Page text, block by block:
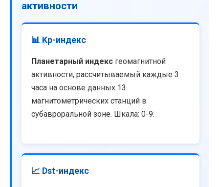
активности
📊 Kp-индекс
Планетарный индекс геомагнитной
активности, рассчитываемый каждые 3
часа на основе данных 13
магнитометрических станций в
субавроральной зоне. Шкала: 0-9.
📈 Dst-индекс